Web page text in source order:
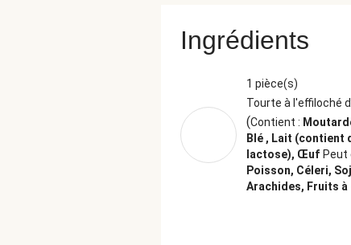
Ingrédients
1 pièce(s)
Tourte à l'effiloché
(Contient :
Blé , Lait (contient
lactose), Œuf Peut
Poisson, Céleri,
Arachides, Fruits à